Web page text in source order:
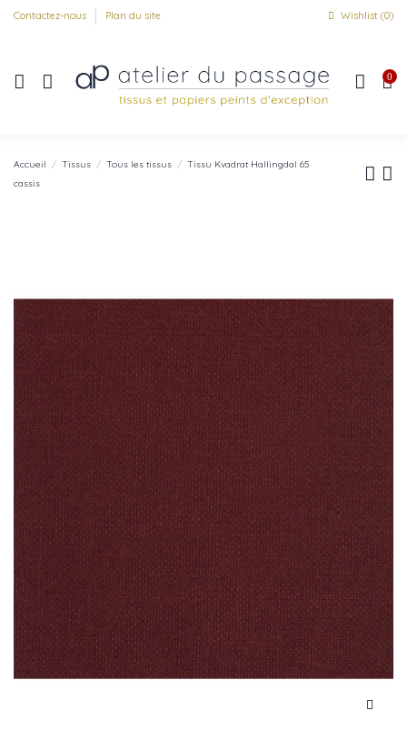
Contactez-nous Plan du site Wishlist (0)
0
Accueil Tissus Tous les tissus
Tissu Kvadrat Hallingdal 65
cassis